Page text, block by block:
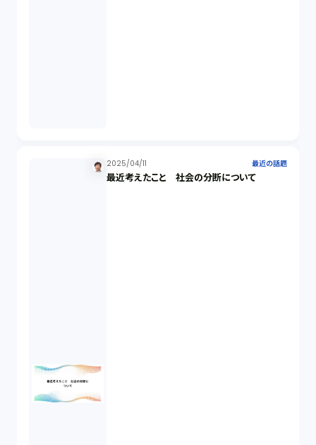
2025/04/11 最近の話題
最近考えたこと 社会の分断について